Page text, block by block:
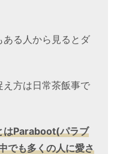
る人から見るとダ
方は日常茶飯事で
はParaboot(パラブ
でも多くの人に愛さ